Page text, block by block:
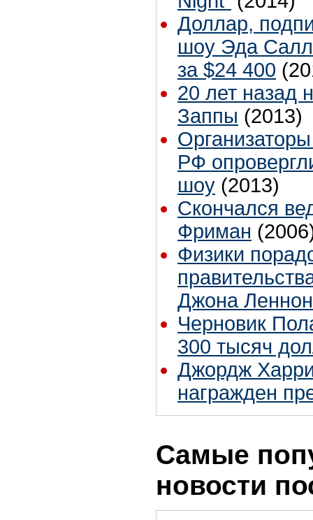
Доллар,
шоу Эда
за $24 400
20 лет назад
Заппы (2013)
РФ
шоу (2013)
Скончался
Фриман
Физики
Джона
Черновик
300 тысяч
Джордж
награжден
Самые
новости